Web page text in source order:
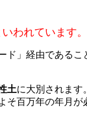
われています。
」経由であるこ
土に大別されます。
百万年の年月が